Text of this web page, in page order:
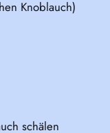
Knoblauch)
schälen